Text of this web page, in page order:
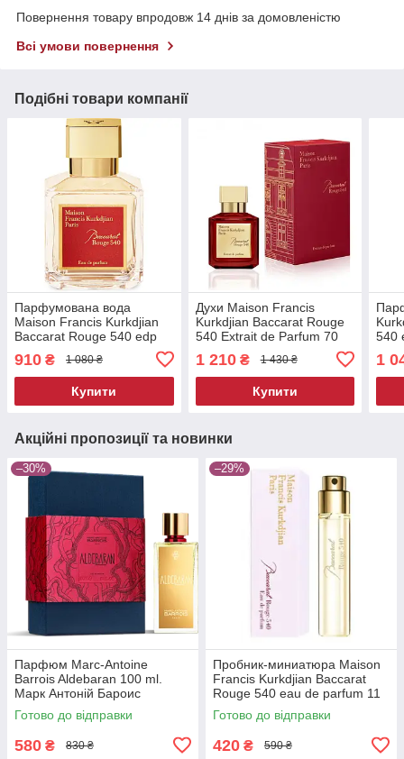
Повернення товару впродовж 14 днів за домовленістю
Всі умови повернення
Подібні товари компанії
Парфумована вода
Maison Francis Kurkdjian
Baccarat Rouge 540 edp
910 ₴ 1 080 ₴
Купити
Духи Maison Francis
Kurkdjian Baccarat Rouge
540 Extrait de Parfum 70
Екстракт 70 мл.
1 210₴ 1 430 ₴
Купити
540
1
Акційні пропозиції та новинки
–30%
Парфюм Marc-Antoine
Barrois Aldebaran 100 ml.
Марк Антоній Бароис
Альдебаран 100 мл.
Готово до відправки
580 ₴ 830 ₴
–29%
Пробник-миниатюра Maison
Francis Kurkdjian Baccarat
Rouge 540 eau de parfum 11
ml.
Готово до відправки
420 ₴ 590 ₴